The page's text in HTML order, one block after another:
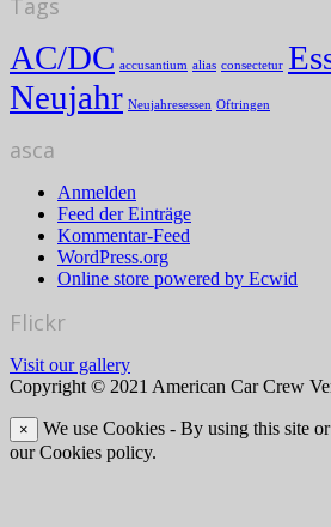
Tags
AC/DC accusantium alias consectetur
Neujahr Neujahresessen Oftringen
asca
Anmelden
Feed der Einträge
Kommentar-Feed
WordPress.org
Online store powered by Ecwid
Flickr
Visit our gallery
Copyright © 2021 American Car Crew
×
We use Cookies - By using this site
our Cookies policy.